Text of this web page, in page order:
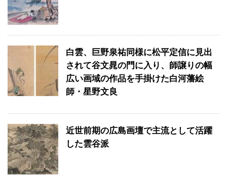
白雲、巨野泉祐同様に松平定信に見出
されて谷文晁の門に入り、師譲りの幅
広い画域の作品を手掛けた白河藩絵
師・星野文良
近世前期の広島画壇で主流として活躍
した雲谷派